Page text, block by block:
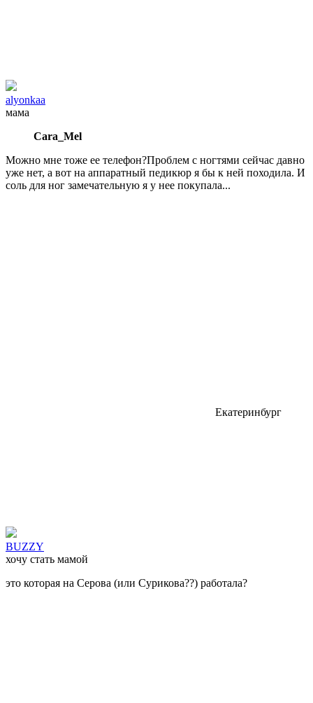
alyonkaa
мама
Cara_Mel
Можно мне тоже ее телефон?Проблем с ногтями сейчас давно
уже нет, а вот на аппаратный педикюр я бы к ней походила. И
соль для ног замечательную я у нее покупала...
Екатеринбург
BUZZY
хочу стать мамой
это которая на Серова (или Сурикова??) работала?